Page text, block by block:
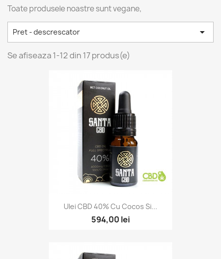
Toate produsele noastre sunt vegane,
Pret - descrescator 
Se afiseaza 1-12 din 17 produs(e)
Ulei CBD 40% Cu Cocos Si...
594,00 lei